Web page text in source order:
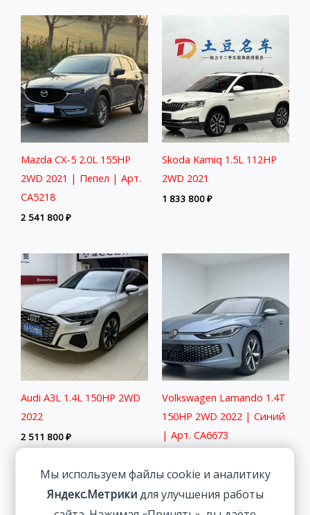
Mazda CX-5 2.0L 155HP
2WD 2021 | Пепел | Арт.
CA5218
2 541 800₽
Skoda Kamiq 1.5L 112HP
2WD 2021
1 833 800₽
Audi A3L 1.4L 150HP 2WD
2022
2 511 800₽
Volkswagen Lamando 1.4T
150HP 2WD 2022 | Синий
| Арт. CA6673
Мы используем файлы cookie и аналитику
Яндекс.Метрикидля улучшения работы